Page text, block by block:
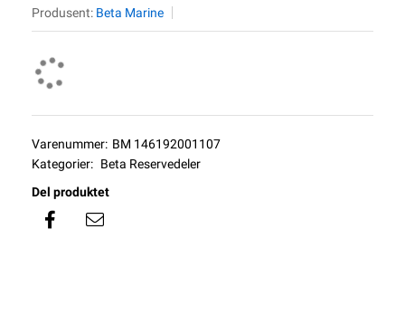
Produsent: Beta Marine
Varenummer: BM 146192001107
Kategorier: Beta Reservedeler
Del produktet